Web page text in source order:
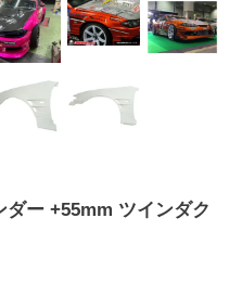
ー +55mm ツインダク